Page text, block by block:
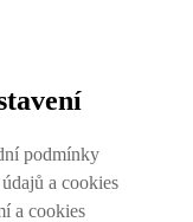
podmínky
a cookies
a cookies